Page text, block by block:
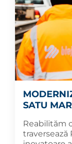
SATU
Reabilităm
traversează